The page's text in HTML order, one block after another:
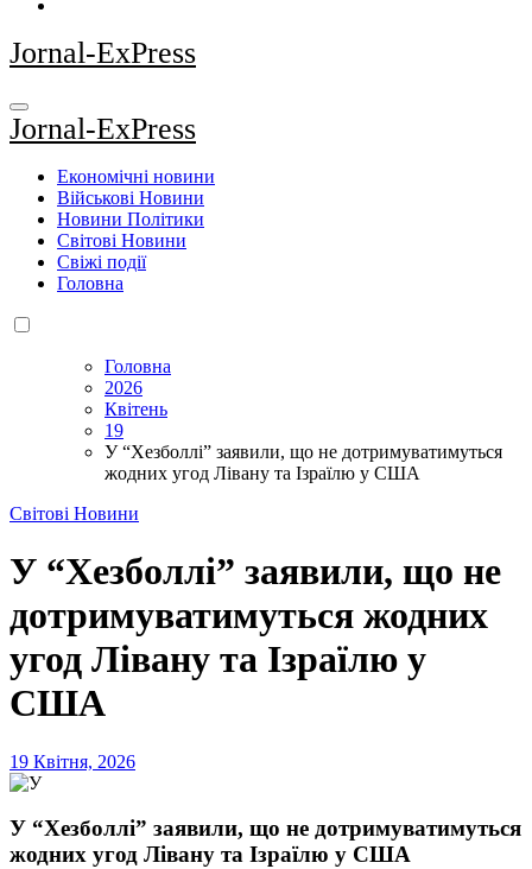
Jornal-ExPress
Jornal-ExPress
Економічні новини
Військові Новини
Новини Політики
Світові Новини
Свіжі події
Головна
Головна
2026
Квітень
19
У “Хезболлі” заявили, що не дотримуватимуться
жодних угод Лівану та Ізраїлю у США
Світові Новини
У “Хезболлі” заявили, що не
дотримуватимуться жодних
угод Лівану та Ізраїлю у
США
19 Квітня, 2026
У “Хезболлі” заявили, що не дотримуватимуться
жодних угод Лівану та Ізраїлю у США